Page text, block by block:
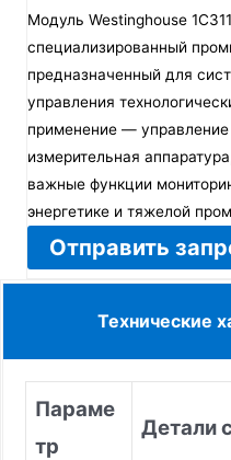
Модуль Westinghouse
специализированный
предназначенный для
управления
применение —
измерительная
важные функции
энергетике и тяжелой
Отправить
Технические
Параме
тр
Детали